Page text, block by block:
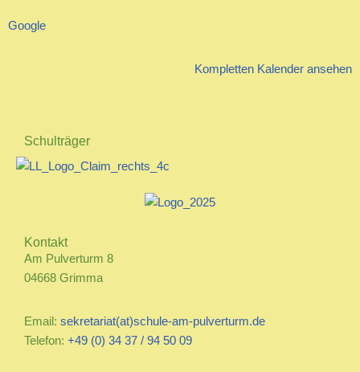
Google
Kompletten Kalender ansehen
Schulträger
Kontakt
Am Pulverturm 8
04668 Grimma
Email: sekretariat(at)schule-am-pulverturm.de
Telefon: +49 (0) 34 37 / 94 50 09